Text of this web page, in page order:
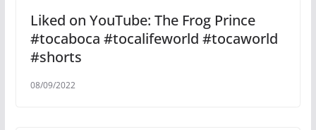
Liked on YouTube: The Frog Prince
#tocaboca #tocalifeworld #tocaworld
#shorts
08/09/2022